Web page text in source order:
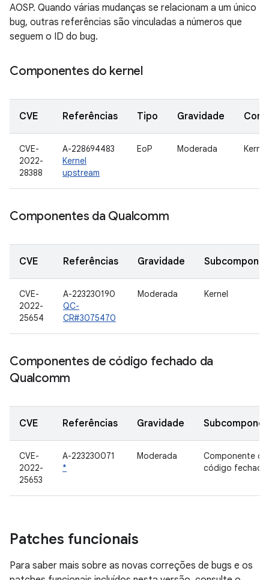
AOSP. Quando várias mudanças se relacionam a um único
bug, outras referências são vinculadas a números que
seguem o ID do bug.
Componentes do kernel
CVE Referências Tipo Gravidade
CVE-
2022-
28388
A-228694483
Kernel
upstream
EoP Moderada Kernel
Componentes da Qualcomm
CVE Referências Gravidade
CVE-
2022-
25654
A-223230190
QC-
CR#3075470
Moderada Kernel
Componentes de código fechado da
Qualcomm
CVE Referências Gravidade
CVE-
2022-
25653
A-223230071
*
Moderada
Componente de
código fechado
Patches funcionais
Para saber mais sobre as novas correções de bugs e os